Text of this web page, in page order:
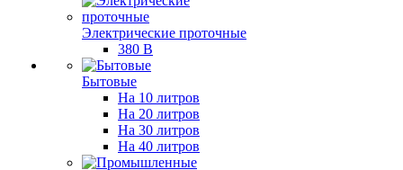
Электрические проточные
380 В
Бытовые
На 10 литров
На 20 литров
На 30 литров
На 40 литров